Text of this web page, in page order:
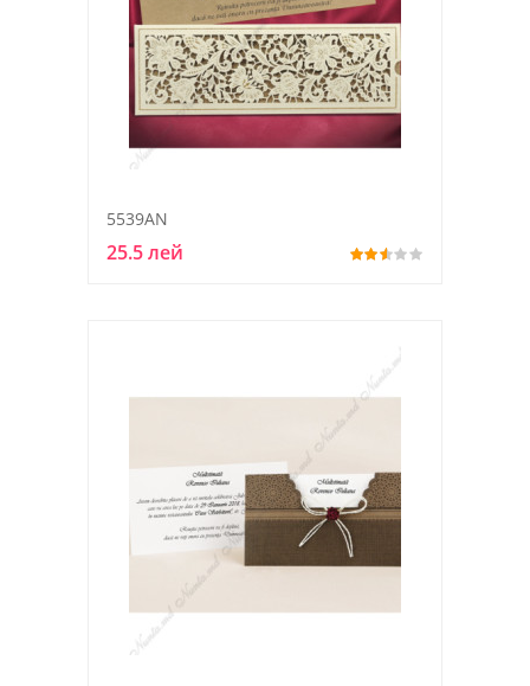
5539AN
25.5 лей